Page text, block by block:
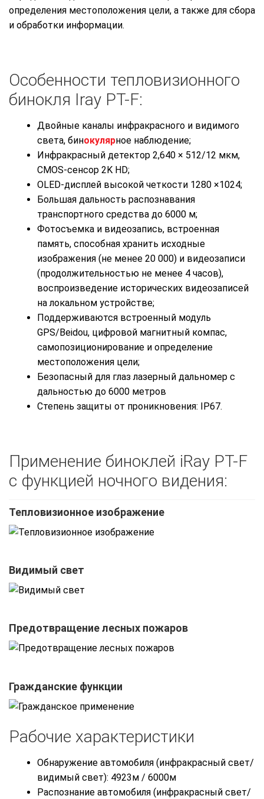
определения местоположения цели, а также для сбора
и обработки информации.
Особенности тепловизионного
бинокля Iray PT-F:
Двойные каналы инфракрасного и видимого
света, бинокулярное наблюдение;
Инфракрасный детектор 2,640 × 512/12 мкм,
CMOS-сенсор 2K HD;
OLED-дисплей высокой четкости 1280 ×1024;
Большая дальность распознавания
транспортного средства до 6000 м;
Фотосъемка и видеозапись, встроенная
память, способная хранить исходные
изображения (не менее 20 000) и видеозаписи
(продолжительностью не менее 4 часов),
воспроизведение исторических видеозаписей
на локальном устройстве;
Поддерживаются встроенный модуль
GPS/Beidou, цифровой магнитный компас,
самопозиционирование и определение
местоположения цели;
Безопасный для глаз лазерный дальномер с
дальностью до 6000 метров
Степень защиты от проникновения: IP67.
Применение биноклей iRay PT-F
с функцией ночного видения:
Тепловизионное изображение
Видимый свет
Предотвращение лесных пожаров
Гражданские функции
Рабочие характеристики
Обнаружение автомобиля (инфракрасный свет/
видимый свет): 4923м / 6000м
Распознание автомобиля (инфракрасный свет/